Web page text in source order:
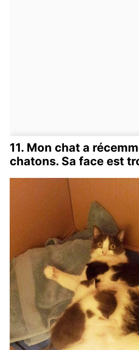
11. Mon chat a
chatons. Sa face est